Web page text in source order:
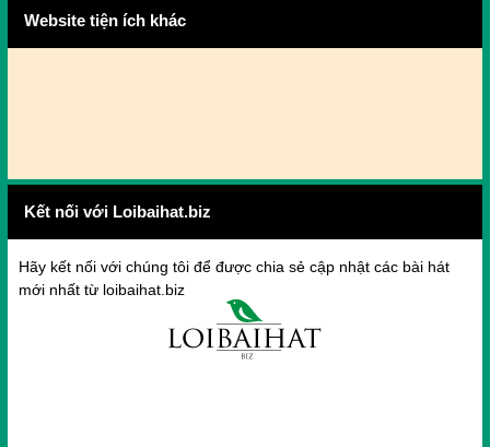
Website tiện ích khác
Kết nối với Loibaihat.biz
Hãy kết nối với chúng tôi để được chia sẻ cập nhật các bài hát
mới nhất từ loibaihat.biz